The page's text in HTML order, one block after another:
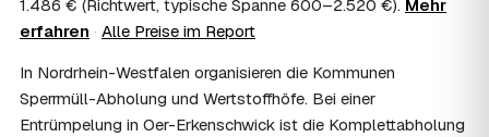
Kosten?
Im Einzelfall ist das möglich — etwa bei einer
einem vom Amt veranlassten Umzug. Wichtig: Den Antrag
stellen Sie vor Auftragserteilung beim zuständigen Amt
und holen die Kostenübernahme schriftlich ein. AWL
1.486 € (Richtwert, typische Spanne 600–2.520 €). Mehr
erfahren · Alle Preise im Report
In Nordrhein-Westfalen organisieren die Kommunen
Sperrmüll-Abholung und Wertstoffhöfe. Bei einer
Entrümpelung in Oer-Erkenschwick ist die Komplettabholung